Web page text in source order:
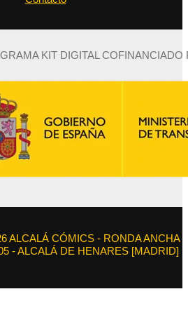
KIT DIGITAL
ALCALÁ CÓMICS - RONDA ANCHA
- ALCALÁ DE HENARES [MADRID]